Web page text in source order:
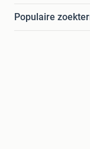
Populaire